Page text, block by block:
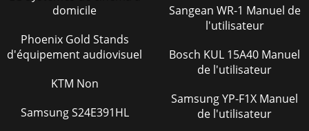
domicile
Phoenix Gold Stands
d'équipement audiovisuel
KTM Non
Samsung S24E391HL
Sangean WR-1 Manuel de
l'utilisateur
Bosch KUL 15A40 Manuel
de l'utilisateur
Samsung YP-F1X Manuel
de l'utilisateur